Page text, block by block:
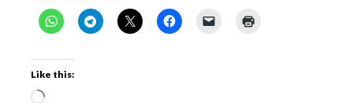
Like this: